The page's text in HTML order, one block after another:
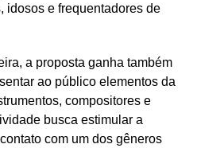
idosos e frequentadores de
a proposta ganha também
ao público elementos da
compositores e
busca estimular a
com um dos gêneros